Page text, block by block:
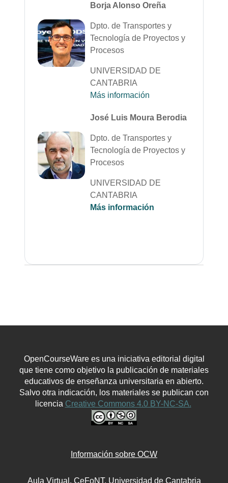
Borja Alonso Oreña
Dpto. de Transportes y
Tecnología de Proyectos y
Procesos
UNIVERSIDAD DE
CANTABRIA
Más información
José Luis Moura Berodia
Dpto. de Transportes y
Tecnología de Proyectos y
Procesos
UNIVERSIDAD DE
CANTABRIA
Más información
OpenCourseWare es una iniciativa editorial digital
que tiene como objetivo la publicación de materiales
educativos de enseñanza universitaria en abierto.
Salvo otra indicación, los materiales se publican con
licencia Creative Commons 4.0 BY-NC-SA.
Información sobre OCW
Aula Virtual. CeFoNT. Universidad de Cantabria